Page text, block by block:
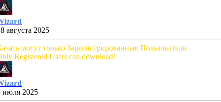
августа 2025
могут только Зарегистрированные Пользователи
Registered Users can download!
июля 2025